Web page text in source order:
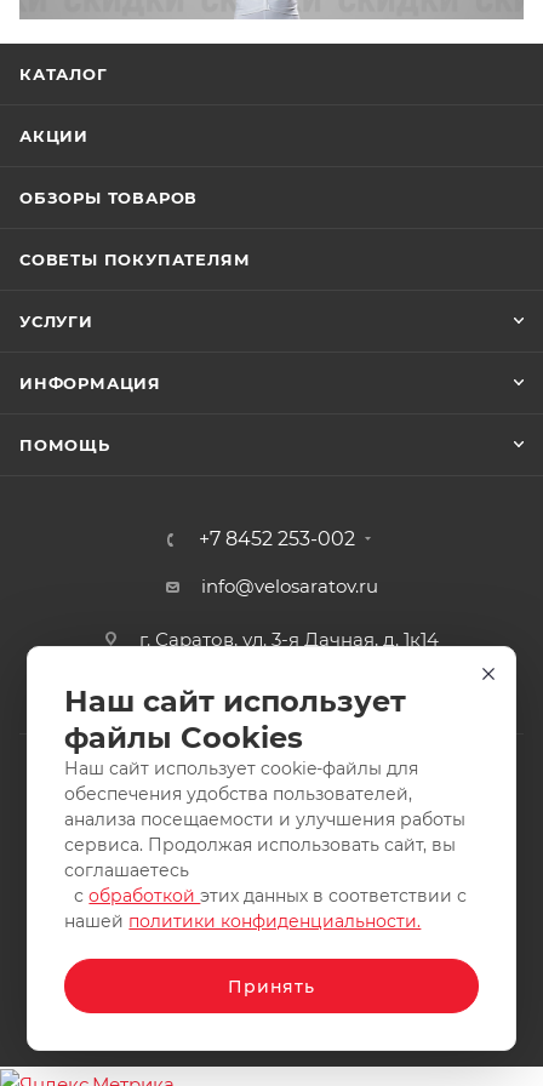
КАТАЛОГ
АКЦИИ
ОБЗОРЫ ТОВАРОВ
СОВЕТЫ ПОКУПАТЕЛЯМ
УСЛУГИ
ИНФОРМАЦИЯ
ПОМОЩЬ
+7 8452 253-002
info@velosaratov.ru
г. Саратов, ул. 3-я Дачная, д. 1к14
2011-2026 © интернет-магазин спортивных товаров
ВелоСаратов. Не является публичной офертой. Все права
защищены. Заимствование материалов и фотографий
запрещено.
Наш сайт использует
файлы Cookies
Наш сайт использует cookie-файлы для
обеспечения удобства пользователей,
анализа посещаемости и улучшения работы
сервиса. Продолжая использовать сайт, вы
соглашаетесь
собработкойэтих данных в соответствии с
нашей политики конфиденциальности.
Принять